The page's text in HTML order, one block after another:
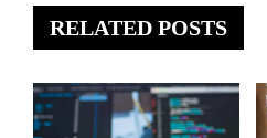
RELATED POSTS